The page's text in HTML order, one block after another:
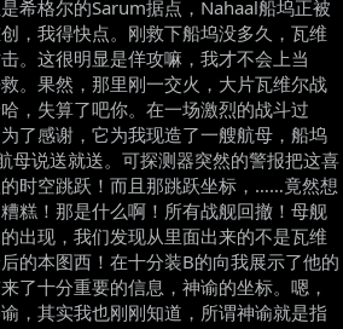
希格尔的Sarum据点，Nahaal船坞正被
，我得快点。刚救下船坞没多久，瓦维
。这很明显是佯攻嘛，我才不会上当
。果然，那里刚一交火，大片瓦维尔战
，失算了吧你。在一场激烈的战斗过
了感谢，它为我现造了一艘航母，船坞
母说送就送。可探测器突然的警报把这喜
时空跳跃！而且那跳跃坐标，……竟然想
糕！那是什么啊！所有战舰回撤！母舰
出现，我们发现从里面出来的不是瓦维
的本图西！在十分装B的向我展示了他的
了十分重要的信息，神谕的坐标。嗯，
，其实我也刚刚知道，所谓神谕就是指